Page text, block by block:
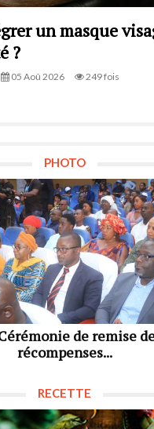
un masque
?
05 Aoû 2026 249 fois
PHOTO
de remise
récompenses...
RECETTE